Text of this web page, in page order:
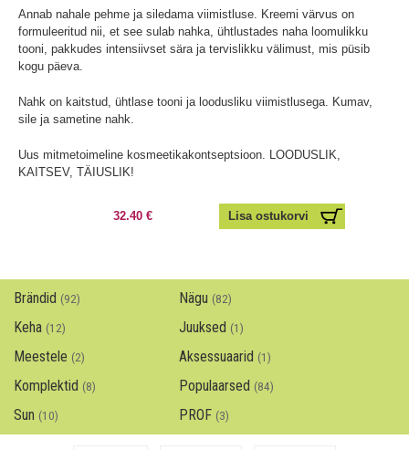
Annab nahale pehme ja siledama viimistluse. Kreemi värvus on
formuleeritud nii, et see sulab nahka, ühtlustades naha loomulikku
tooni, pakkudes intensiivset sära ja tervislikku välimust, mis püsib
kogu päeva.
Nahk on kaitstud, ühtlase tooni ja loodusliku viimistlusega. Kumav,
sile ja sametine nahk.
Uus mitmetoimeline kosmeetikakontseptsioon. LOODUSLIK,
KAITSEV, TÄIUSLIK!
32.40 €
Brändid (92) Nägu (82)
Keha (12) Juuksed (1)
Meestele (2) Aksessuaarid (1)
Komplektid (8) Populaarsed (84)
Sun (10) PROF (3)